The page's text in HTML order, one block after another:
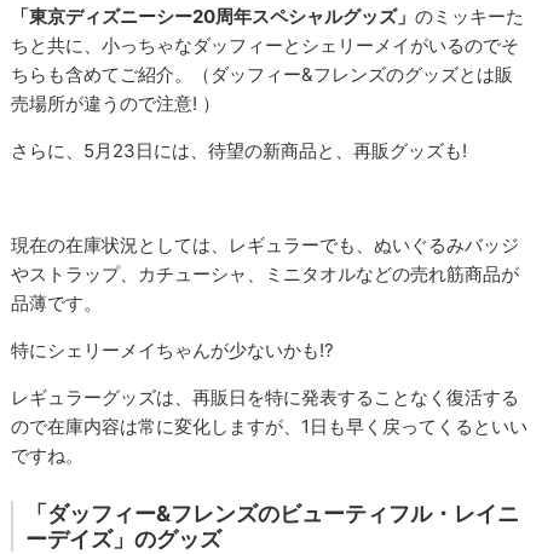
「東京ディズニーシー20周年スペシャルグッズ」のミッキーた
ちと共に、小っちゃなダッフィーとシェリーメイがいるのでそ
ちらも含めてご紹介。（ダッフィー&フレンズのグッズとは販
売場所が違うので注意! ）
さらに、5月23日には、待望の新商品と、再販グッズも!
現在の在庫状況としては、レギュラーでも、ぬいぐるみバッジ
やストラップ、カチューシャ、ミニタオルなどの売れ筋商品が
品薄です。
特にシェリーメイちゃんが少ないかも!?
レギュラーグッズは、再販日を特に発表することなく復活する
ので在庫内容は常に変化しますが、1日も早く戻ってくるといい
ですね。
「ダッフィー&フレンズのビューティフル・レイニ
ーデイズ」のグッズ